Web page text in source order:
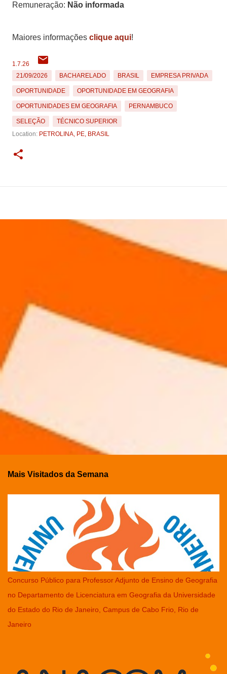
Remuneração: Não informada
Maiores informações clique aqui!
1.7.26
21/09/2026
BACHARELADO BRASIL EMPRESA PRIVADA
OPORTUNIDADE OPORTUNIDADE EM GEOGRAFIA
OPORTUNIDADES EM GEOGRAFIA PERNAMBUCO
SELEÇÃO
TÉCNICO SUPERIOR
Location: PETROLINA, PE, BRASIL
Mais Visitados da Semana
Concurso Público para Professor Adjunto de Ensino de Geografia
no Departamento de Licenciatura em Geografia da Universidade
do Estado do Rio de Janeiro, Campus de Cabo Frio, Rio de
Janeiro